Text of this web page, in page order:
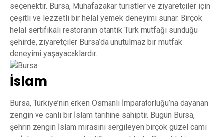
seçenektir. Bursa, Muhafazakar turistler ve ziyaretçiler için
çeşitli ve lezzetli bir helal yemek deneyimi sunar. Birçok
helal sertifikalı restoranın otantik Türk mutfağı sunduğu
şehirde, ziyaretçiler Bursa’da unutulmaz bir mutfak
deneyimi yaşayacaklardır.
İslam
Bursa, Türkiye’nin erken Osmanlı İmparatorluğu’na dayanan
zengin ve canlı bir İslam tarihine sahiptir. Bugün Bursa,
şehrin zengin İslam mirasını sergileyen birçok güzel cami